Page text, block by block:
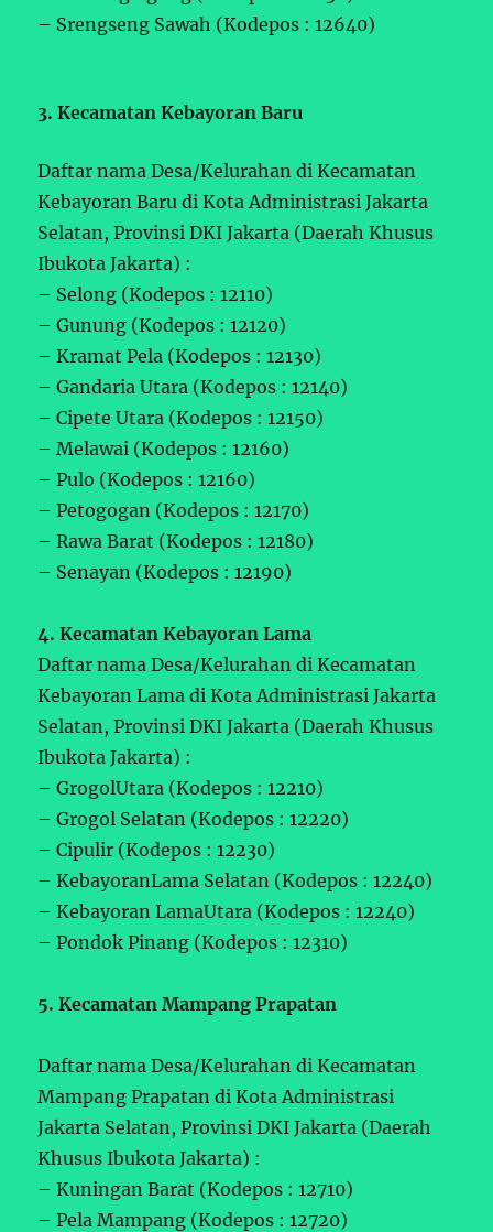
– Srengseng Sawah (Kodepos : 12640)
3. Kecamatan Kebayoran Baru
Daftar nama Desa/Kelurahan di Kecamatan
Kebayoran Baru di Kota Administrasi Jakarta
Selatan, Provinsi DKI Jakarta (Daerah Khusus
Ibukota Jakarta) :
– Selong (Kodepos : 12110)
– Gunung (Kodepos : 12120)
– Kramat Pela (Kodepos : 12130)
– Gandaria Utara (Kodepos : 12140)
– Cipete Utara (Kodepos : 12150)
– Melawai (Kodepos : 12160)
– Pulo (Kodepos : 12160)
– Petogogan (Kodepos : 12170)
– Rawa Barat (Kodepos : 12180)
– Senayan (Kodepos : 12190)
4. Kecamatan Kebayoran Lama
Daftar nama Desa/Kelurahan di Kecamatan
Kebayoran Lama di Kota Administrasi Jakarta
Selatan, Provinsi DKI Jakarta (Daerah Khusus
Ibukota Jakarta) :
– GrogolUtara (Kodepos : 12210)
– Grogol Selatan (Kodepos : 12220)
– Cipulir (Kodepos : 12230)
– KebayoranLama Selatan (Kodepos : 12240)
– Kebayoran LamaUtara (Kodepos : 12240)
– Pondok Pinang (Kodepos : 12310)
5. Kecamatan Mampang Prapatan
Daftar nama Desa/Kelurahan di Kecamatan
Mampang Prapatan di Kota Administrasi
Jakarta Selatan, Provinsi DKI Jakarta (Daerah
Khusus Ibukota Jakarta) :
– Kuningan Barat (Kodepos : 12710)
– Pela Mampang (Kodepos : 12720)